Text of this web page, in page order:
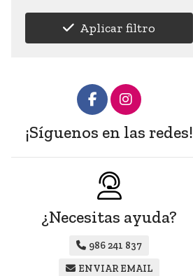
Aplicar filtro
¡Síguenos en las redes!
¿Necesitas ayuda?
986 241 837
ENVIAR EMAIL